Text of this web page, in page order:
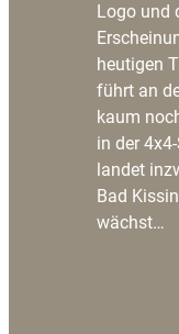
Logo und
heutigen
führt an
kaum
in der
landet
Bad
wächst…